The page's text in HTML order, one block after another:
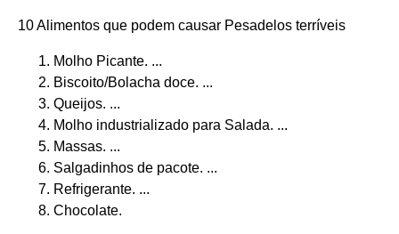
10 Alimentos que podem causar Pesadelos terríveis
Molho Picante. ...
Biscoito/Bolacha doce. ...
Queijos. ...
Molho industrializado para Salada. ...
Massas. ...
Salgadinhos de pacote. ...
Refrigerante. ...
Chocolate.